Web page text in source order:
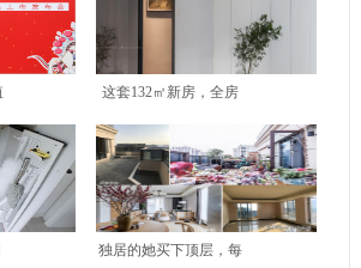
这套132㎡新房，全房
打满了柜子，效果却极
简大气，让人极度放松
独居的她买下顶层，每